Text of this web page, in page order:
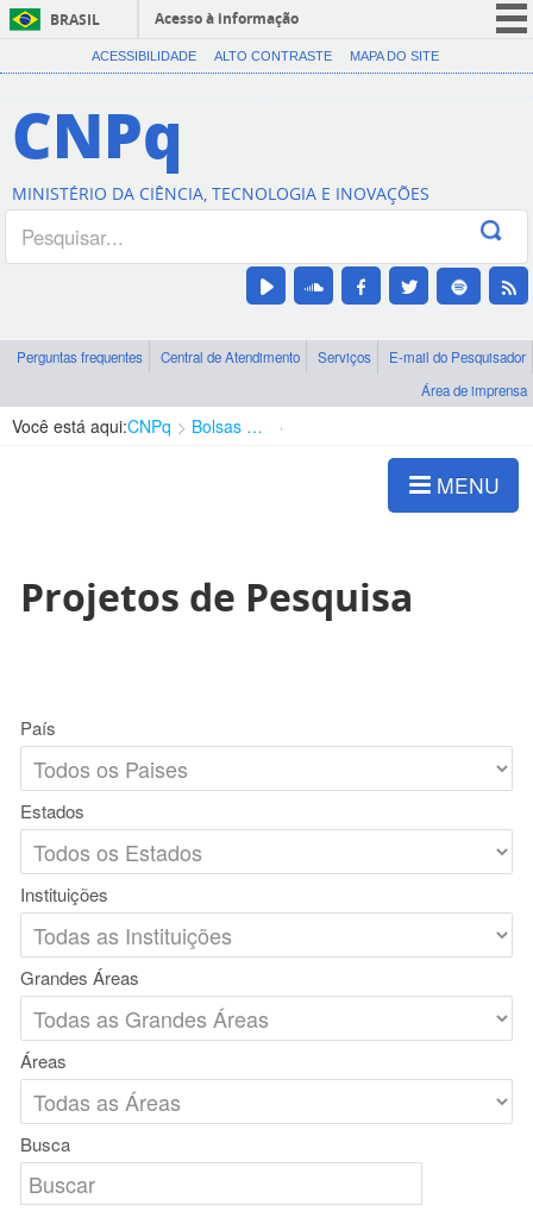
BRASIL
Acesso à informação
CORONAVÍRUS (COVID-19)
Canais
ACESSIBILIDADE ALTO CONTRASTE MAPA DO SITE
CNPq
MINISTÉRIO DA CIÊNCIA, TECNOLOGIA E INOVAÇÕES
Perguntas frequentes Central de Atendimento Serviços
E-mail do Pesquisador
Área de imprensa
Você está aqui:CNPq Bolsas e Auxílios Vigentes
MENU
Projetos de Pesquisa
País
Estados
Instituições
Grandes Áreas
Áreas
Busca